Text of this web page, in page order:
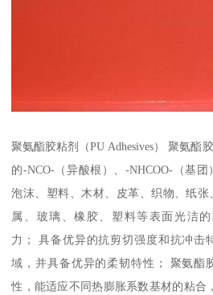
聚氨酯胶粘剂（PU Adhesives） 聚氨酯
的-NCO-（异酸根）、-NHCOO-（基
泡沫、塑料、木材、皮革、织物、纸
属、玻璃、橡胶、塑料等表面光洁
力； 具备优异的抗剪切强度和抗冲击
域，并具备优异的柔韧特性； 聚氨酯
性，能适应不同热膨胀系数基材的粘合